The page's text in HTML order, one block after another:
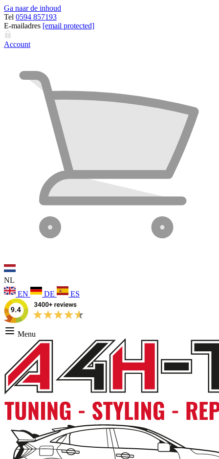
Ga naar de inhoud
Tel 0594 857193
E-mailadres [email protected]
Account
NL
EN
DE ES
Menu